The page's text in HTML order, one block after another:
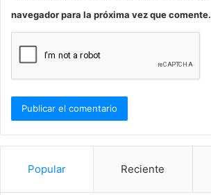
navegador para la próxima vez que comente.
Popular Reciente